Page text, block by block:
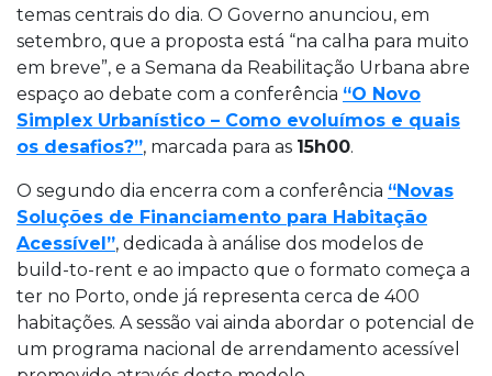
temas centrais do dia. O Governo anunciou, em
setembro, que a proposta está “na calha para muito
em breve”, e a Semana da Reabilitação Urbana abre
espaço ao debate com a conferência “O Novo
Simplex Urbanístico – Como evoluímos e quais
os desafios?”, marcada para as 15h00.
O segundo dia encerra com a conferência “Novas
Soluções de Financiamento para Habitação
Acessível”, dedicada à análise dos modelos de
build-to-rent e ao impacto que o formato começa a
ter no Porto, onde já representa cerca de 400
habitações. A sessão vai ainda abordar o potencial de
um programa nacional de arrendamento acessível